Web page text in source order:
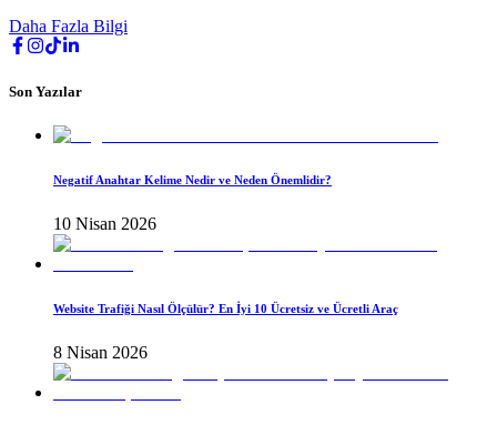
Daha Fazla Bilgi
Son Yazılar
Negatif Anahtar Kelime Nedir ve Neden Önemlidir?
10 Nisan 2026
Website Trafiği Nasıl Ölçülür? En İyi 10 Ücretsiz ve Ücretli Araç
8 Nisan 2026